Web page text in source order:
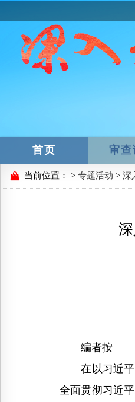
首页 审查
当前位置： > 专题活动 > 深
编者按
在以习近平同
全面贯彻习近